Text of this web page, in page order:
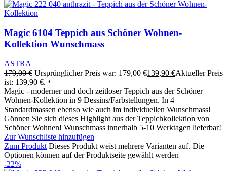
Magic 6104 Teppich aus Schöner Wohnen-
Kollektion Wunschmass
ASTRA
179,00€ Ursprünglicher Preis war: 179,00 €139,90 €Aktueller Preis
ist: 139,90 €. *
Magic - moderner und doch zeitloser Teppich aus der Schöner
Wohnen-Kollektion in 9 Dessins/Farbstellungen. In 4
Standardmassen ebenso wie auch im individuellen Wunschmass!
Gönnen Sie sich dieses Highlight aus der Teppichkollektion von
Schöner Wohnen! Wunschmass innerhalb 5-10 Werktagen lieferbar!
Zur Wunschliste hinzufügen
Zum Produkt Dieses Produkt weist mehrere Varianten auf. Die
Optionen können auf der Produktseite gewählt werden
-22%